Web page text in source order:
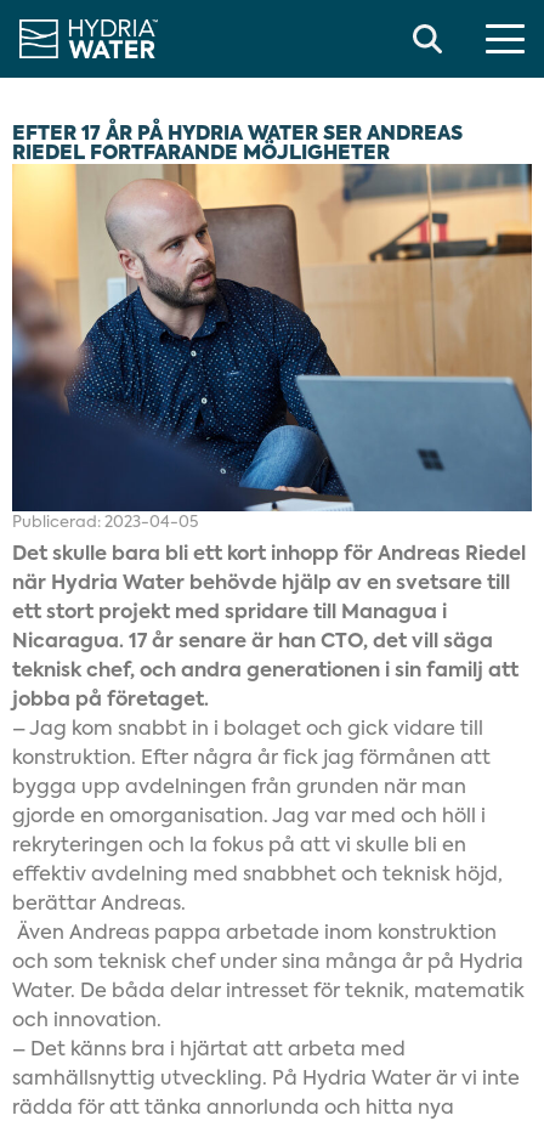
Search
EFTER 17 ÅR PÅ HYDRIA WATER SER ANDREAS
RIEDEL FORTFARANDE MÖJLIGHETER
Publicerad: 2023-04-05
Det skulle bara bli ett kort inhopp för Andreas Riedel
när Hydria Water behövde hjälp av en svetsare till
ett stort projekt med spridare till Managua i
Nicaragua. 17 år senare är han CTO, det vill säga
teknisk chef, och andra generationen i sin familj att
jobba på företaget.
– Jag kom snabbt in i bolaget och gick vidare till
konstruktion. Efter några år fick jag förmånen att
bygga upp avdelningen från grunden när man
gjorde en omorganisation. Jag var med och höll i
rekryteringen och la fokus på att vi skulle bli en
effektiv avdelning med snabbhet och teknisk höjd,
berättar Andreas.
Även Andreas pappa arbetade inom konstruktion
och som teknisk chef under sina många år på Hydria
Water. De båda delar intresset för teknik, matematik
och innovation.
– Det känns bra i hjärtat att arbeta med
samhällsnyttig utveckling. På Hydria Water är vi inte
rädda för att tänka annorlunda och hitta nya